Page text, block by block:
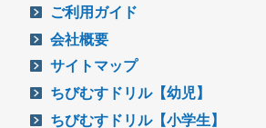
ご利用ガイド
会社概要
サイトマップ
ちびむすドリル【幼児】
ちびむすドリル【小学生】